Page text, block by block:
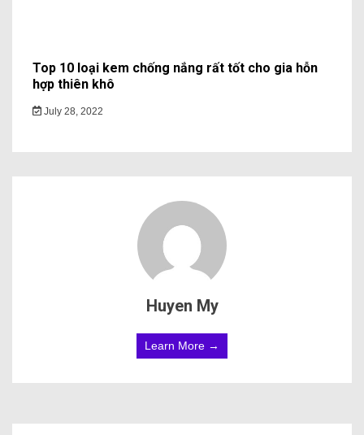
Top 10 loại kem chống nắng rất tốt cho gia hỗn
hợp thiên khô
July 28, 2022
Huyen My
Learn More →